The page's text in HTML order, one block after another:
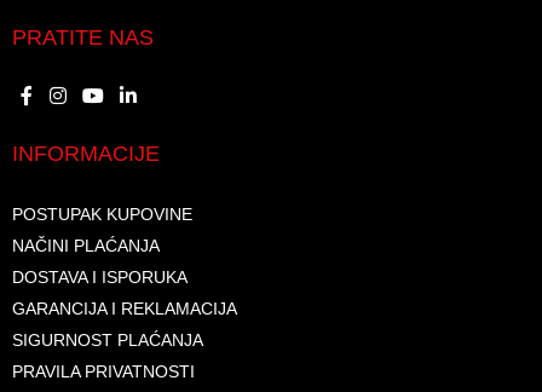
PRATITE NAS
INFORMACIJE
POSTUPAK KUPOVINE
NAČINI PLAĆANJA
DOSTAVA I ISPORUKA
GARANCIJA I REKLAMACIJA
SIGURNOST PLAĆANJA
PRAVILA PRIVATNOSTI